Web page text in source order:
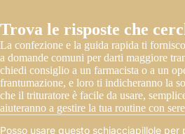
Trova le risposte che
La confezione e la guida rapida ti
a domande comuni per darti maggiore
chiedi consiglio a un farmacista o a un
frantumazione, e loro ti indicheranno la
che il trituratore è facile da usare,
aiuteranno a gestire la tua routine con
Posso usare questo schiacciapillole